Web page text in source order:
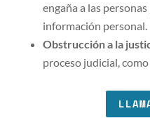
engaña a las
información personal.
Obstrucción a la
proceso judicial,